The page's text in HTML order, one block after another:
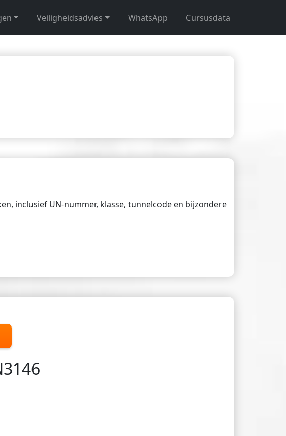
Veiligheidsadvies WhatsApp Cursusdata
inclusief UN-nummer, klasse, tunnelcode en bijzondere